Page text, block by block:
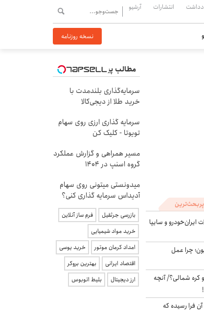
انتشارات آرشیو
نسخه روزنامه
پربحث‌ترین
و سایپا
چرا عمل
کره شمالی؟/ آنچه
فرا رسیده که
مطالب پیشنهادی
سرمایه‌گذاری بلندمدت با
خرید طلا از دیجی‌کالا
سرمایه گذاری ارزی روی سهام
تویوتا - کلیک کن
مسیر همراهی و گزارش عملکرد
گروه اسنپ در ۱۴۰۴
میدونستی میتونی روی سهام
آدیداس سرمایه گذاری کنی؟
بازرسی جرثقیل
فرم ساز آنلاین
خرید مواد شیمیایی
امداد کرمان موتور
خرید یوسی
اقتصاد ایرانی
بهترین بروکر
ارز دیجیتال
بلیط اتوبوس